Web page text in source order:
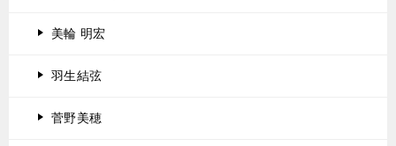
美輪 明宏
羽生結弦
菅野美穂